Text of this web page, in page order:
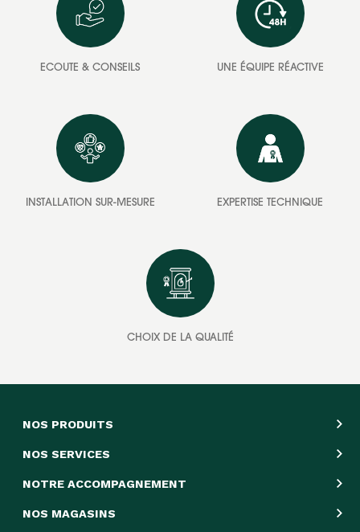
ECOUTE & CONSEILS UNE ÉQUIPE RÉACTIVE
INSTALLATION SUR-MESURE EXPERTISE TECHNIQUE
CHOIX DE LA QUALITÉ
NOS PRODUITS
NOS SERVICES
NOTRE ACCOMPAGNEMENT
NOS MAGASINS